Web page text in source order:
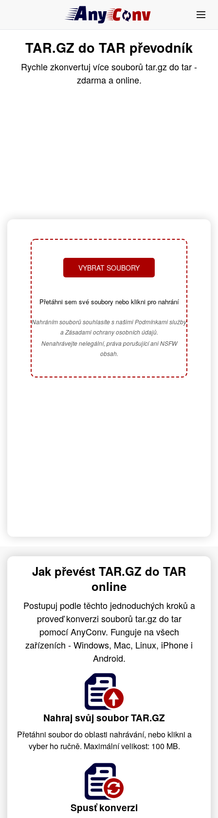
TAR.GZ do TAR převodník
Rychle zkonvertuj více souborů tar.gz do tar -
zdarma a online.
VYBRAT SOUBORY
Přetáhni sem své soubory nebo klikni pro nahrání
Nahráním souborů souhlasíte s našimi Podmínkami služby
a Zásadami ochrany osobních údajů.
Nenahrávejte nelegální, práva porušující ani NSFW
obsah.
Jak převést TAR.GZ do TAR
online
Postupuj podle těchto jednoduchých kroků a
proveď konverzi souborů tar.gz do tar
pomocí AnyConv. Funguje na všech
zařízeních - Windows, Mac, Linux, iPhone i
Android.
Nahraj svůj soubor TAR.GZ
Přetáhni soubor do oblasti nahrávání, nebo klikni a
vyber ho ručně. Maximální velikost: 100 MB.
Spusť konverzi